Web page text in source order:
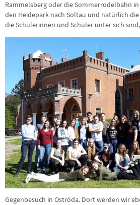
Rammelsberg oder die Sommerrodelbahn
den Heidepark nach Soltau und natürlich
die Schülerinnen und Schüler unter sich
Gegenbesuch in Ostróda. Dort werden wir